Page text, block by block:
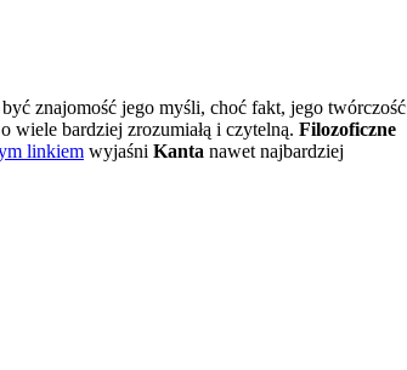
znajomość jego myśli, choć fakt, jego twórczość
wiele bardziej zrozumiałą i czytelną. Filozoficzne
linkiem wyjaśni Kanta nawet najbardziej